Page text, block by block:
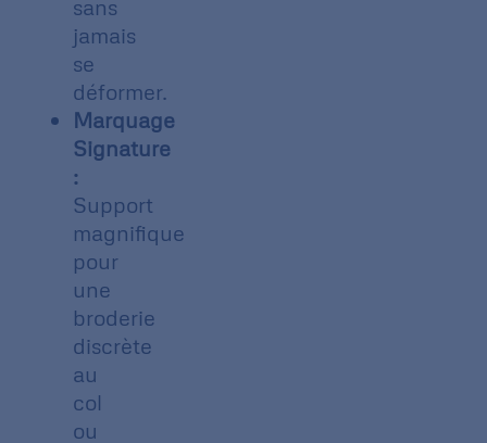
sans
jamais
se
déformer.
Marquage
Signature
:
Support
magnifique
pour
une
broderie
discrète
au
col
ou